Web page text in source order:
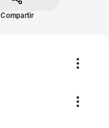
Compartir